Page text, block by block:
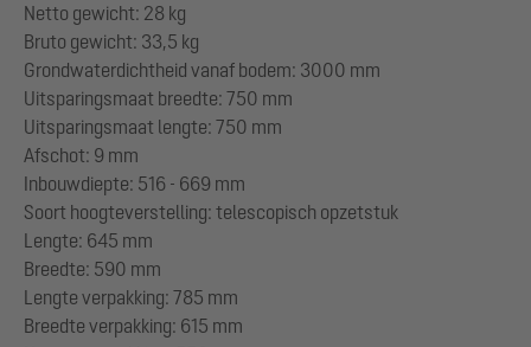
Netto gewicht: 28 kg
Bruto gewicht: 33,5 kg
Grondwaterdichtheid vanaf bodem: 3000 mm
Uitsparingsmaat breedte: 750 mm
Uitsparingsmaat lengte: 750 mm
Afschot: 9 mm
Inbouwdiepte: 516 - 669 mm
Soort hoogteverstelling: telescopisch opzetstuk
Lengte: 645 mm
Breedte: 590 mm
Lengte verpakking: 785 mm
Breedte verpakking: 615 mm